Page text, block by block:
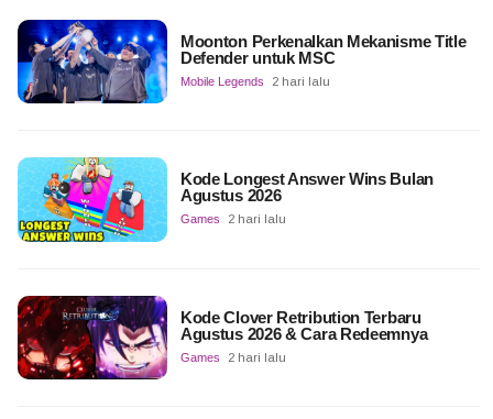
Moonton Perkenalkan Mekanisme Title
Defender untuk MSC
Mobile Legends 2 hari lalu
Kode Longest Answer Wins Bulan
Agustus 2026
Games 2 hari lalu
Kode Clover Retribution Terbaru
Agustus 2026 & Cara Redeemnya
Games 2 hari lalu